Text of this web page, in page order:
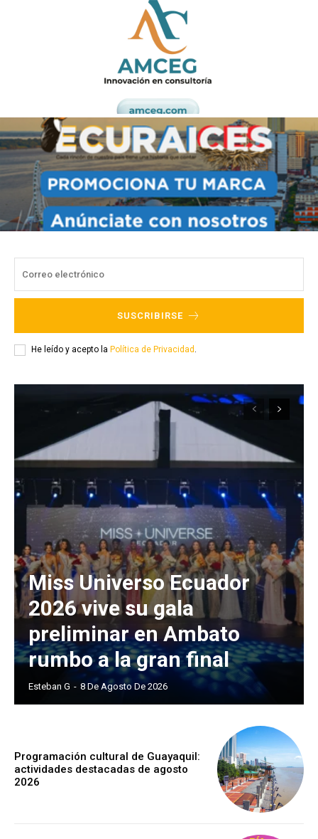
SUSCRIBIRSE
He leído y acepto la Política de Privacidad .
Miss Universo Ecuador
2026 vive su gala
preliminar en Ambato
rumbo a la gran final
Esteban G - 8 De Agosto De 2026
Programación cultural de Guayaquil:
actividades destacadas de agosto
2026